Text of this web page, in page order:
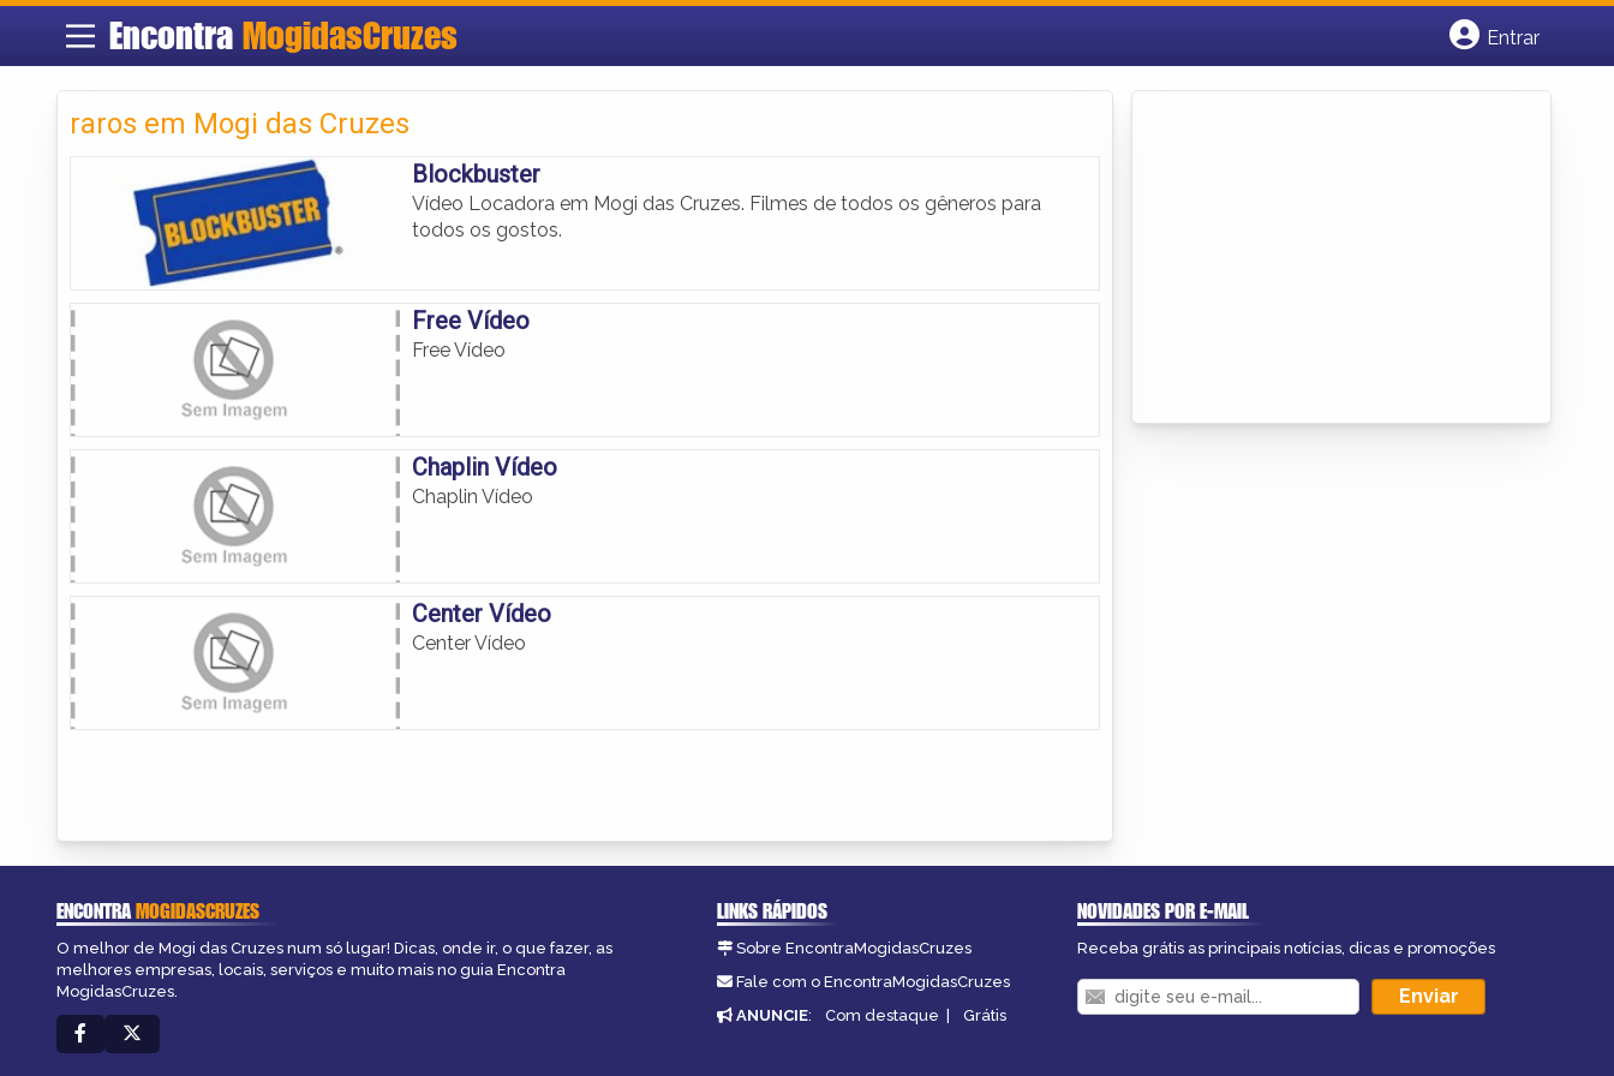
Encontra MogidasCruzes
Entrar
raros em Mogi das Cruzes
Blockbuster
Vídeo Locadora em Mogi das Cruzes. Filmes de todos os gêneros para
todos os gostos.
Free Vídeo
Free Vídeo
Chaplin Vídeo
Chaplin Vídeo
Center Vídeo
Center Vídeo
ENCONTRAMOGIDASCRUZES
O melhor de Mogi das Cruzes num só lugar! Dicas, onde ir, o que fazer, as
melhores empresas, locais, serviços e muito mais no guia Encontra
MogidasCruzes.
LINKS RÁPIDOS
Sobre EncontraMogidasCruzes
Fale com o EncontraMogidasCruzes
ANUNCIE: Com destaque | Grátis
NOVIDADES POR E-MAIL
Receba grátis as principais notícias, dicas e promoções